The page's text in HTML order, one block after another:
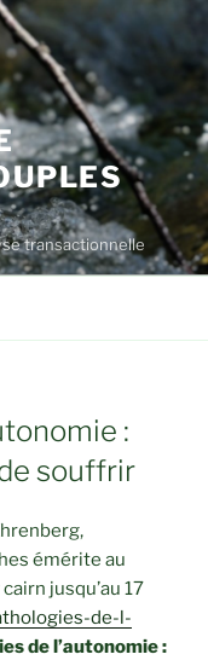
transactionnelle
:
souffrir
émérite au
jusqu’au 17
de-l-
de l’autonomie :